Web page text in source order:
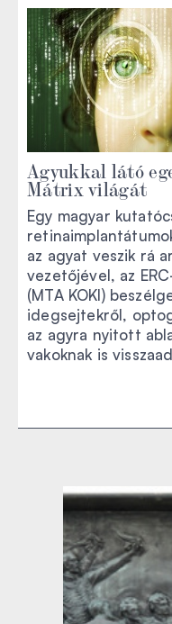
Agyukkal látó
Mátrix világát
Egy magyar
az agyat veszik rá
vezetőjével, az
(MTA KOKI)
idegsejtekről,
az agyra nyitott
vakoknak is